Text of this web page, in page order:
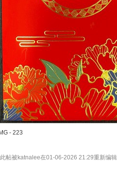
IMG - 223
此帖被katnalee在01-06-2026 21:29重新编